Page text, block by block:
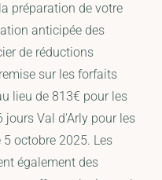
préparation de votre
anticipée des
de réductions
sur les forfaits
lieu de 813€ pour les
jours Val d'Arly pour les
octobre 2025. Les
également des